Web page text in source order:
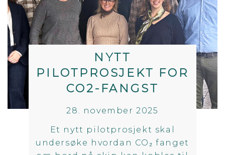
NYTT
PILOTPROSJEKT FOR
CO2-FANGST
28. november 2025
Et nytt pilotprosjekt skal
undersøke hvordan CO₂ fanget